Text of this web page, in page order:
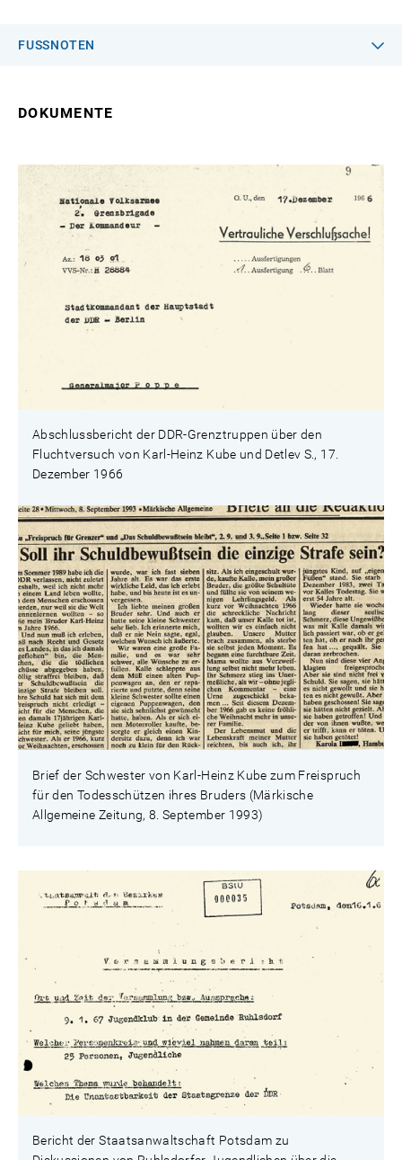
FUSSNOTEN
DOKUMENTE
Abschlussbericht der DDR-Grenztruppen über den
Fluchtversuch von Karl-Heinz Kube und Detlev S., 17.
Dezember 1966
Brief der Schwester von Karl-Heinz Kube zum Freispruch
für den Todesschützen ihres Bruders (Märkische
Allgemeine Zeitung, 8. September 1993)
Bericht der Staatsanwaltschaft Potsdam zu